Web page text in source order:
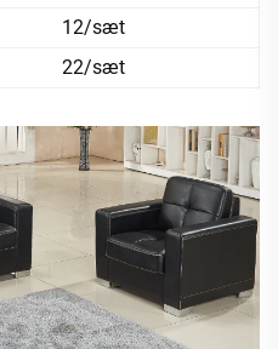
12/sæt
22/sæt